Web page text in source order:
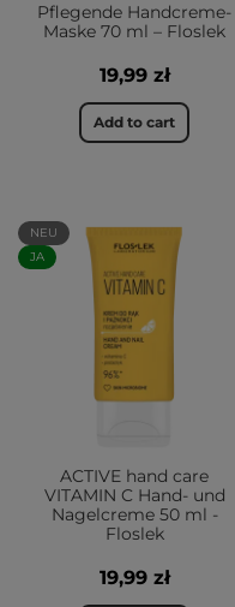
Pflegende Handcreme-
Maske 70 ml – Floslek
19,99 zł
Add to cart
NEU
JA
ACTIVE hand care
VITAMIN C Hand- und
Nagelcreme 50 ml -
Floslek
19,99 zł